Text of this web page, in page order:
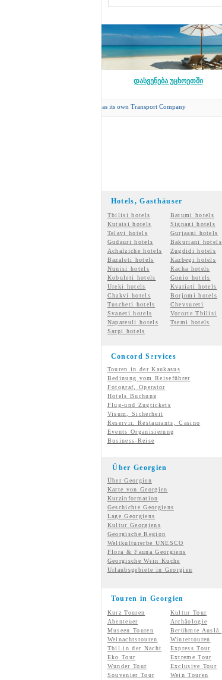
დასვენება უცხოეთში
has its own Transport Company
Hotels, Gasthäuser
Tbilisi hotels
Batumi hotels
Kutaisi hotels
Signagi hotels
Telavi hotels
Gurjaani hotels
Gudauri hotels
Bakuriani hotels
Achalziche hotels
Zugdidi hotels
Bazaleti hotels
Kazbegi hotels
Nunisi hotels
Racha hotels
Kobuleti hotels
Gonio hotels
Ureki hotels
Kvariati hotels
Chakvi hotels
Borjomi hotels
Tuscheti hotels
Chevsureti
Svaneti hotels
Vororte Tbilisi
Napareuli hotels
Tsemi
hotels
Sarpi hotels
Concord Services
Touren in der Kaukasus
Bedinung vom Reiseführer
Fotograf, Operator
Hotels Buchung
Flug-und Zugtickets
Visum, Sicherheit
Reservir. Restaurants, Casino
Events Organisierung
Business-Reise
Über Georgien
Über Georgien
Karte von Georgien
Kurzinformation
Geschichte Georgiens
Lage Georgiens
Kultur Georgiens
Georgische Region
Weltkulturerbe UNESCO
Flora & Fauna Georgiens
Georgische Wein Kuche
Urlaubsgebiete in Georgien
Touren in Georgien
Kurz Touren
Kultur Tour
Abenteuer
Archäologie
Museen Touren
Berühmte Auslä.
Weinachtstouren
Wintertouren
Tbil.in der Nacht
Express Tour
Eko Tour
Extreme Tour
Wunder Tour
Exclusive Tour
Souvenier Tour
Wein Touren